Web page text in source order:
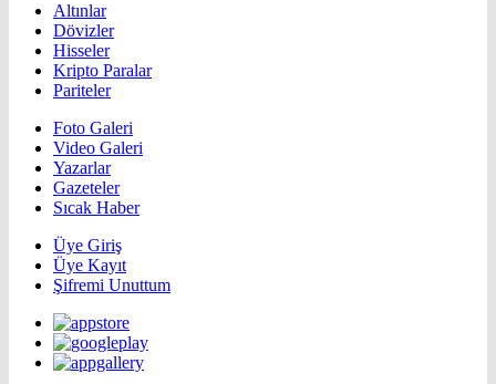
Altınlar
Dövizler
Hisseler
Kripto Paralar
Pariteler
Foto Galeri
Video Galeri
Yazarlar
Gazeteler
Sıcak Haber
Üye Giriş
Üye Kayıt
Şifremi Unuttum